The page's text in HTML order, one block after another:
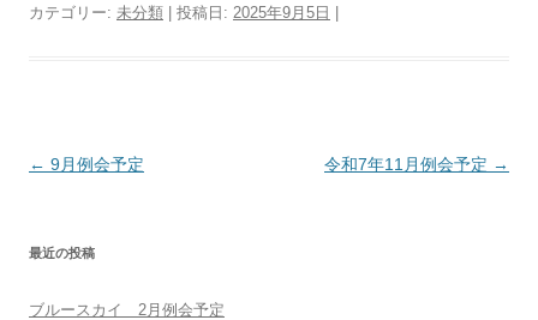
カテゴリー: 未分類 | 投稿日: 2025年9月5日
投稿ナビゲーション
← 9月例会予定 令和7年11月例会予定 →
最近の投稿
ブルースカイ 2月例会予定